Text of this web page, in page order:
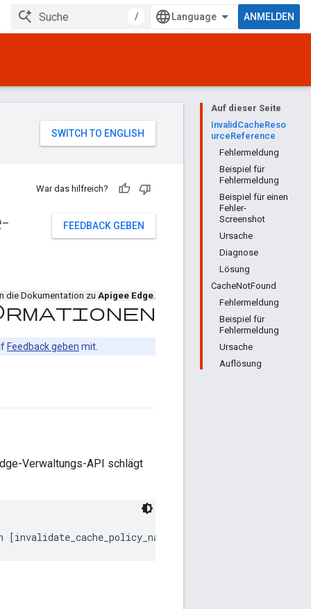
/ ANMELDEN
Auf dieser Seite
InvalidCacheReso
urceReference
Fehlermeldung
Beispiel für
Fehlermeldung
Beispiel für einen
Fehler-
Screenshot
Ursache
Diagnose
Lösung
CacheNotFound
Fehlermeldung
Beispiel für
Fehlermeldung
Ursache
Auflösung
War das hilfreich?
FEEDBACK GEBEN
die Dokumentation zu Apigee Edge.
Feedback geben mit.
Verwaltungs-API schlägt